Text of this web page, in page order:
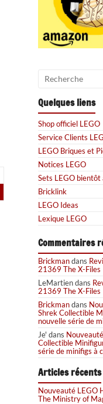
Quelques liens
Shop officiel LEGO
Service Clients
LEGO Briques et
Notices LEGO
Sets LEGO bientôt
Bricklink
LEGO Ideas
Lexique LEGO
Commentaires
Brickmandans
21369 The X-Files
LeMartiendans
21369 The X-Files
Brickmandans
Shrek Collectible
nouvelle série de
Je' dans
Collectible
série de minifigs à
Articles récents
Nouveauté LEGO
The Ministry of